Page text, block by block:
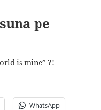
pe
is mine” ?!
WhatsApp